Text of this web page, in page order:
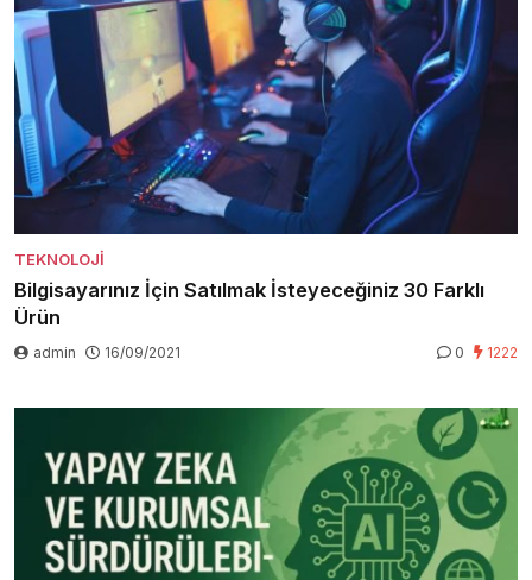
TEKNOLOJI
Bilgisayarınız İçin Satılmak İsteyeceğiniz 30 Farklı
Ürün
admin 16/09/2021 0 1222